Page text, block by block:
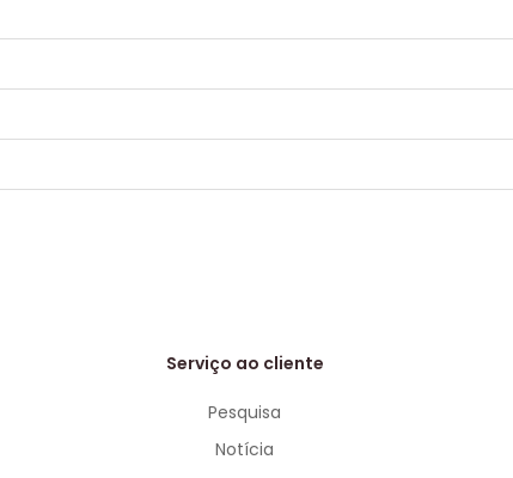
Serviço ao cliente
Pesquisa
Notícia